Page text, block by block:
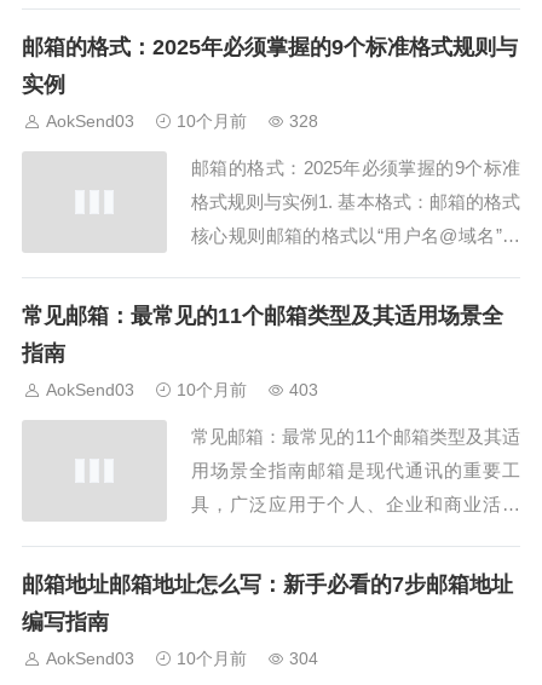
输入正确。AokSend提供自动校验功能，
败的主要原因。了解邮件登陆密码...
邮箱的格式：2025年必须掌握的9个标准格式规则与
实例
AokSend03 10个月前 328
邮箱的格式：2025年必须掌握的9个标准
格式规则与实例1. 基本格式：邮箱的格式
核心规则邮箱的格式以“用户名@域名”为
成功的第一步。AokSend提供注册提示，
含字母、数字和部分符号。了解...
常见邮箱：最常见的11个邮箱类型及其适用场景全
指南
AokSend03 10个月前 403
常见邮箱：最常见的11个邮箱类型及其适
用场景全指南邮箱是现代通讯的重要工
具，广泛应用于个人、企业和商业活动
型，并分析每种邮箱的适用场景，帮助您
欢迎的免费邮箱之一，适用于个人用
邮箱地址邮箱地址怎么写：新手必看的7步邮箱地址
编写指南
AokSend03 10个月前 304